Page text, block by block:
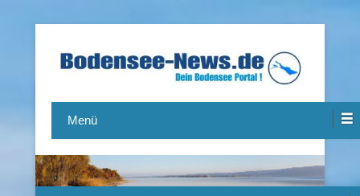
Bodensee-News.de
Menü